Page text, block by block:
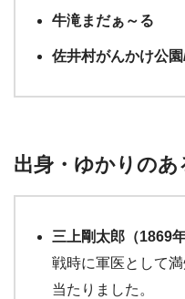
牛滝まだぁ～る
佐井村がんかけ公
出身・ゆかりのあ
三上剛太郎（1869
戦時に軍医として
当たりました。